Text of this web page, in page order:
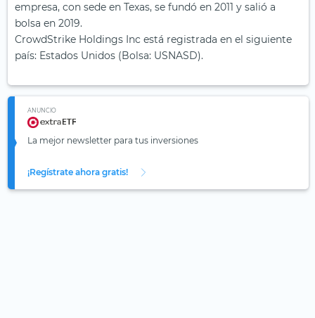
empresa, con sede en Texas, se fundó en 2011 y salió a
bolsa en 2019.
CrowdStrike Holdings Inc está registrada en el siguiente
país: Estados Unidos (Bolsa: USNASD).
ANUNCIO
La mejor newsletter para tus inversiones
¡Regístrate ahora gratis!